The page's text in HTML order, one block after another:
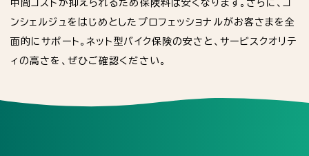
中間コストが抑えられるため保険料は安くなります。さらに、コ
ンシェルジュをはじめとしたプロフェッショナルがお客さまを全
面的にサポート。ネット型バイク保険の安さと、サービスクオリテ
ィの高さを、ぜひご確認ください。